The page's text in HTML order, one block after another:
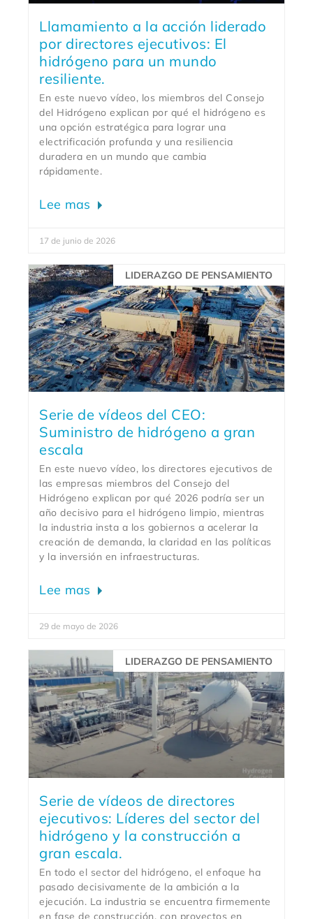
Llamamiento a la acción liderado
por directores ejecutivos: El
hidrógeno para un mundo
resiliente.
En este nuevo vídeo, los miembros del Consejo
del Hidrógeno explican por qué el hidrógeno es
una opción estratégica para lograr una
electrificación profunda y una resiliencia
duradera en un mundo que cambia
rápidamente.
Lee mas
17 de junio de 2026
LIDERAZGO DE PENSAMIENTO
Serie de vídeos del CEO:
Suministro de hidrógeno a gran
escala
En este nuevo vídeo, los directores ejecutivos de
las empresas miembros del Consejo del
Hidrógeno explican por qué 2026 podría ser un
año decisivo para el hidrógeno limpio, mientras
la industria insta a los gobiernos a acelerar la
creación de demanda, la claridad en las políticas
y la inversión en infraestructuras.
Lee mas
29 de mayo de 2026
LIDERAZGO DE PENSAMIENTO
Serie de vídeos de directores
ejecutivos: Líderes del sector del
hidrógeno y la construcción a
gran escala.
En todo el sector del hidrógeno, el enfoque ha
pasado decisivamente de la ambición a la
ejecución. La industria se encuentra firmemente
en fase de construcción, con proyectos en